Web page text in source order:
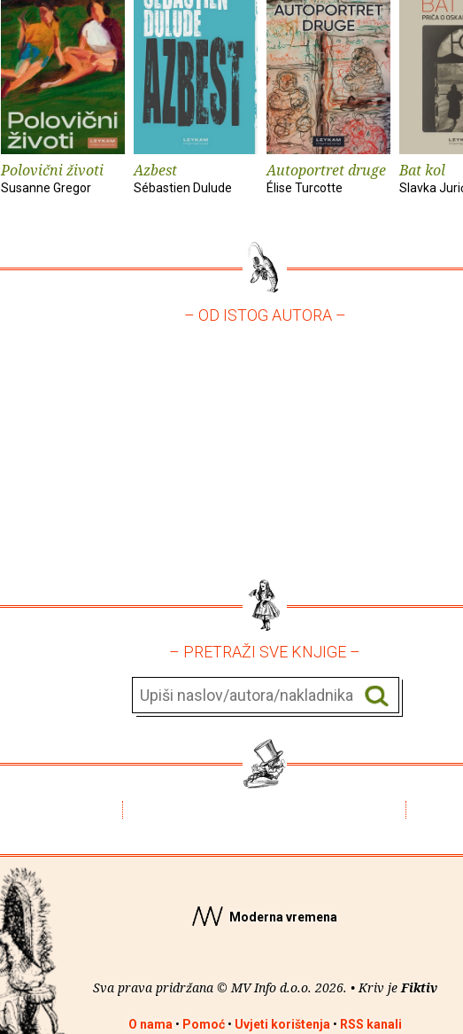
Polovični životi
Susanne Gregor
Azbest
Sébastien Dulude
Autoportret druge
Élise Turcotte
Bat kol
Slavka
– OD ISTOG AUTORA –
– PRETRAŽI SVE KNJIGE –
Moderna vremena
Sva prava pridržana © MV Info d.o.o. 2026. • Kriv je Fiktiv
O nama • Pomoć• Uvjeti korištenja • RSS kanali